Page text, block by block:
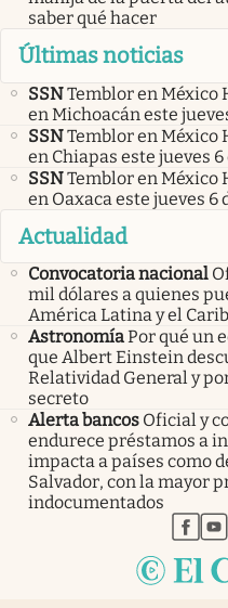
saber qué hacer
Últimas noticias
SSNTemblor en México
en Michoacán este
SSNTemblor en México
en Chiapas este jueves 6
SSNTemblor en México
en Oaxaca este jueves 6
Actualidad
Convocatoria nacional
mil dólares a quienes
América Latina y el
AstronomíaPor qué un
que Albert Einstein
Relatividad General y
secreto
Alerta bancos Oficial y
endurece préstamos a
impacta a países como
Salvador, con la mayor
indocumentados